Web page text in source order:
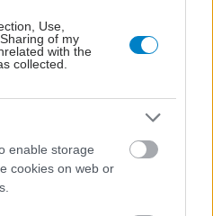
Use,
of my
with the
collected.
enable storage
cookies on web or
επιδιορθώνουν
κατάγματα σπονδυλικής
στήλης [μελέτη]